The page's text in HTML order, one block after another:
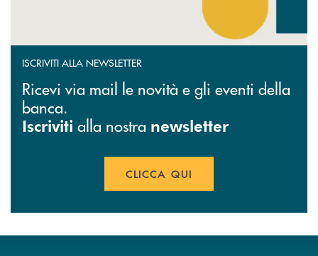
ISCRIVITI ALLA NEWSLETTER
Ricevi via mail le novità e gli eventi della
banca.
Iscriviti alla nostra newsletter
CLICCA QUI